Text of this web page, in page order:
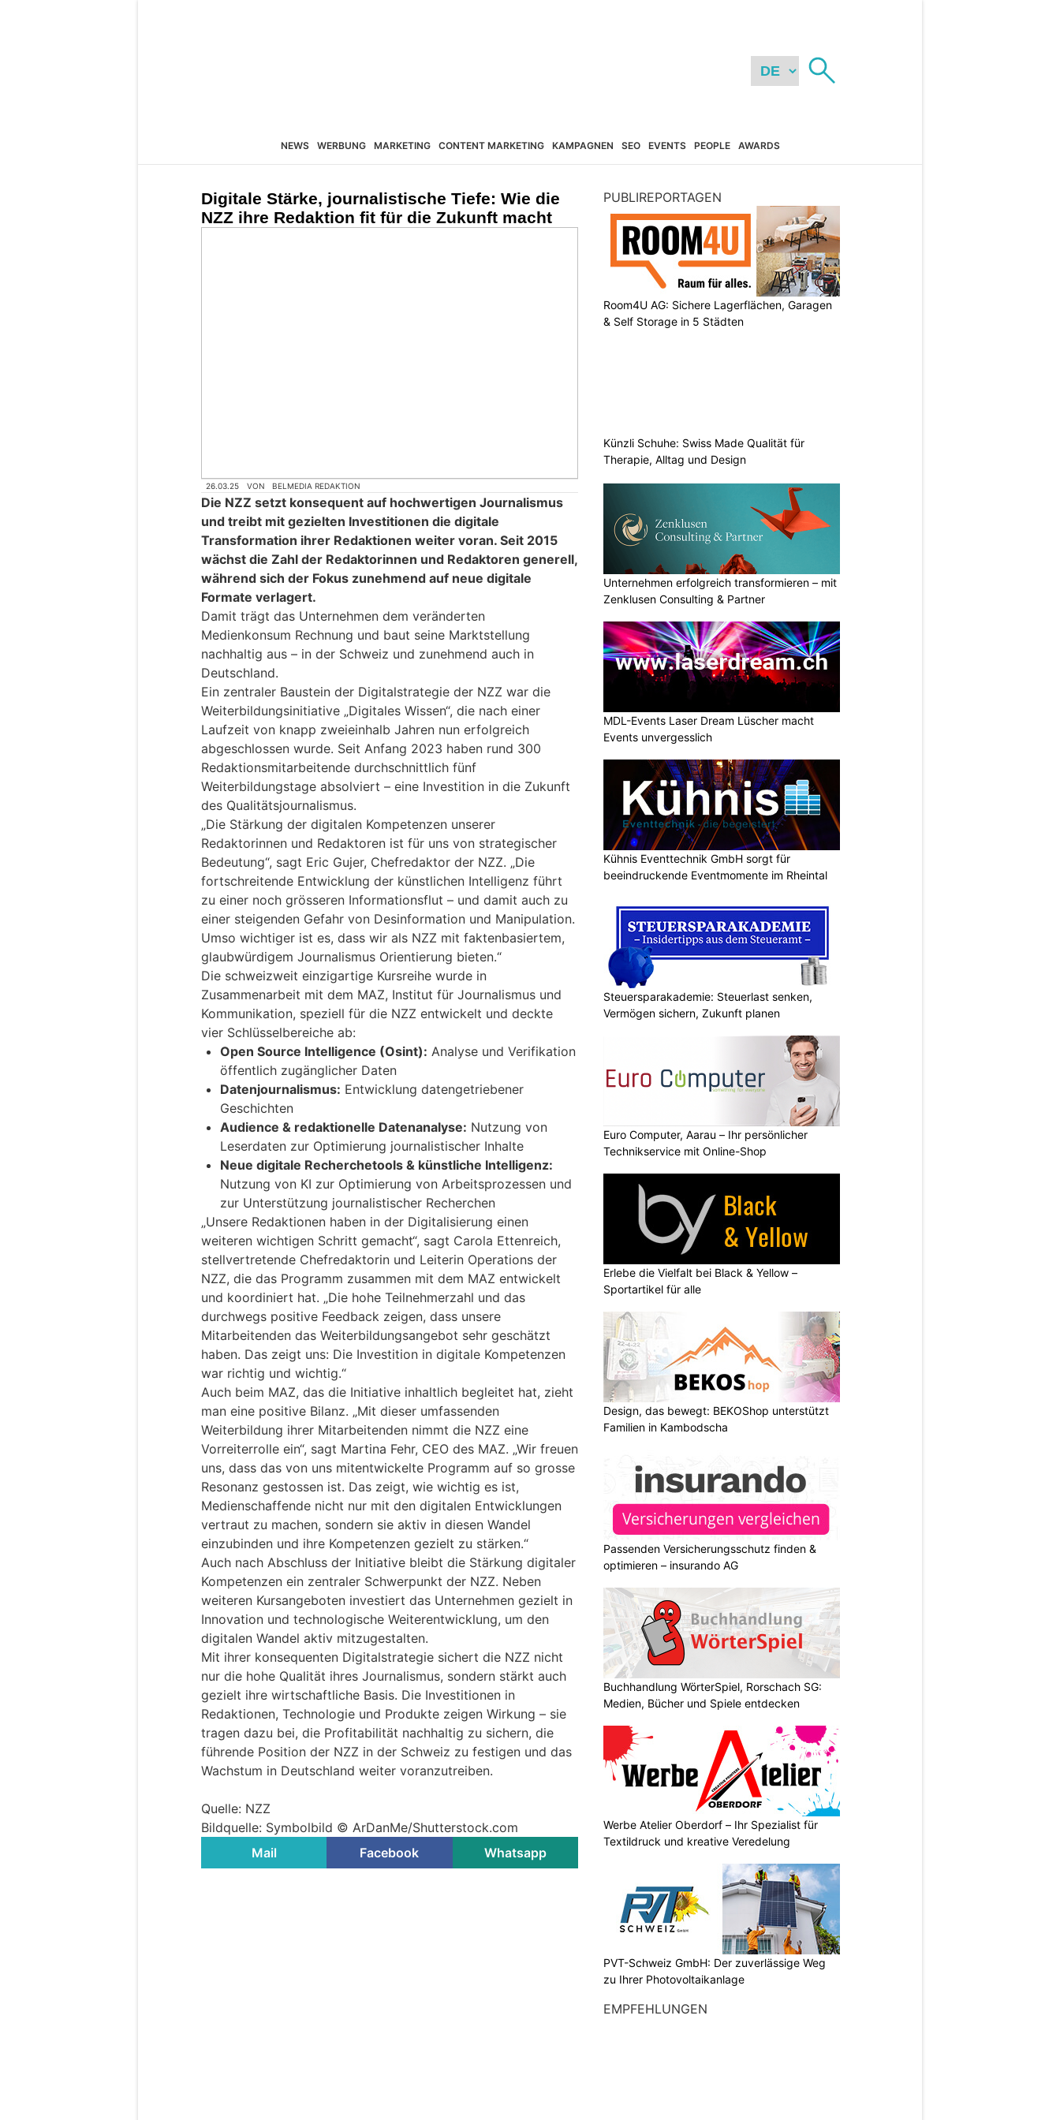
NEWS WERBUNG MARKETING CONTENT MARKETING KAMPAGNEN SEO EVENTS PEOPLE AWARDS
Digitale Stärke, journalistische Tiefe: Wie die
NZZ ihre Redaktion fit für die Zukunft macht
26.03.25 VON BELMEDIA REDAKTION
Die NZZ setzt konsequent auf hochwertigen Journalismus
und treibt mit gezielten Investitionen die digitale
Transformation ihrer Redaktionen weiter voran. Seit 2015
wächst die Zahl der Redaktorinnen und Redaktoren generell,
während sich der Fokus zunehmend auf neue digitale
Formate verlagert.
Damit trägt das Unternehmen dem veränderten
Medienkonsum Rechnung und baut seine Marktstellung
nachhaltig aus – in der Schweiz und zunehmend auch in
Deutschland.
Ein zentraler Baustein der Digitalstrategie der NZZ war die
Weiterbildungsinitiative „Digitales Wissen“, die nach einer
Laufzeit von knapp zweieinhalb Jahren nun erfolgreich
abgeschlossen wurde. Seit Anfang 2023 haben rund 300
Redaktionsmitarbeitende durchschnittlich fünf
Weiterbildungstage absolviert – eine Investition in die Zukunft
des Qualitätsjournalismus.
„Die Stärkung der digitalen Kompetenzen unserer
Redaktorinnen und Redaktoren ist für uns von strategischer
Bedeutung“, sagt Eric Gujer, Chefredaktor der NZZ. „Die
fortschreitende Entwicklung der künstlichen Intelligenz führt
zu einer noch grösseren Informationsflut – und damit auch zu
einer steigenden Gefahr von Desinformation und Manipulation.
Umso wichtiger ist es, dass wir als NZZ mit faktenbasiertem,
glaubwürdigem Journalismus Orientierung bieten.“
Die schweizweit einzigartige Kursreihe wurde in
Zusammenarbeit mit dem MAZ, Institut für Journalismus und
Kommunikation, speziell für die NZZ entwickelt und deckte
vier Schlüsselbereiche ab:
Open Source Intelligence (Osint): Analyse und Verifikation
öffentlich zugänglicher Daten
Datenjournalismus: Entwicklung datengetriebener
Geschichten
Audience & redaktionelle Datenanalyse: Nutzung von
Leserdaten zur Optimierung journalistischer Inhalte
Neue digitale Recherchetools & künstliche Intelligenz:
Nutzung von KI zur Optimierung von Arbeitsprozessen und
zur Unterstützung journalistischer Recherchen
„Unsere Redaktionen haben in der Digitalisierung einen
weiteren wichtigen Schritt gemacht“, sagt Carola Ettenreich,
stellvertretende Chefredaktorin und Leiterin Operations der
NZZ, die das Programm zusammen mit dem MAZ entwickelt
und koordiniert hat. „Die hohe Teilnehmerzahl und das
durchwegs positive Feedback zeigen, dass unsere
Mitarbeitenden das Weiterbildungsangebot sehr geschätzt
haben. Das zeigt uns: Die Investition in digitale Kompetenzen
war richtig und wichtig.“
Auch beim MAZ, das die Initiative inhaltlich begleitet hat, zieht
man eine positive Bilanz. „Mit dieser umfassenden
Weiterbildung ihrer Mitarbeitenden nimmt die NZZ eine
Vorreiterrolle ein“, sagt Martina Fehr, CEO des MAZ. „Wir freuen
uns, dass das von uns mitentwickelte Programm auf so grosse
Resonanz gestossen ist. Das zeigt, wie wichtig es ist,
Medienschaffende nicht nur mit den digitalen Entwicklungen
vertraut zu machen, sondern sie aktiv in diesen Wandel
einzubinden und ihre Kompetenzen gezielt zu stärken.“
Auch nach Abschluss der Initiative bleibt die Stärkung digitaler
Kompetenzen ein zentraler Schwerpunkt der NZZ. Neben
weiteren Kursangeboten investiert das Unternehmen gezielt in
Innovation und technologische Weiterentwicklung, um den
digitalen Wandel aktiv mitzugestalten.
Mit ihrer konsequenten Digitalstrategie sichert die NZZ nicht
nur die hohe Qualität ihres Journalismus, sondern stärkt auch
gezielt ihre wirtschaftliche Basis. Die Investitionen in
Redaktionen, Technologie und Produkte zeigen Wirkung – sie
tragen dazu bei, die Profitabilität nachhaltig zu sichern, die
führende Position der NZZ in der Schweiz zu festigen und das
Wachstum in Deutschland weiter voranzutreiben.
Quelle: NZZ
Bildquelle: Symbolbild © ArDanMe/Shutterstock.com
Mail
Facebook Whatsapp
PUBLIREPORTAGEN
Room4U AG: Sichere Lagerflächen, Garagen
& Self Storage in 5 Städten
Künzli Schuhe: Swiss Made Qualität für
Therapie, Alltag und Design
Unternehmen erfolgreich transformieren – mit
Zenklusen Consulting & Partner
MDL-Events Laser Dream Lüscher macht
Events unvergesslich
Kühnis Eventtechnik GmbH sorgt für
beeindruckende Eventmomente im Rheintal
Steuersparakademie: Steuerlast senken,
Vermögen sichern, Zukunft planen
Euro Computer, Aarau – Ihr persönlicher
Technikservice mit Online-Shop
Erlebe die Vielfalt bei Black & Yellow –
Sportartikel für alle
Design, das bewegt: BEKOShop unterstützt
Familien in Kambodscha
Passenden Versicherungsschutz finden &
optimieren – insurando AG
Buchhandlung WörterSpiel, Rorschach SG:
Medien, Bücher und Spiele entdecken
Werbe Atelier Oberdorf – Ihr Spezialist für
Textildruck und kreative Veredelung
PVT-Schweiz GmbH: Der zuverlässige Weg
zu Ihrer Photovoltaikanlage
EMPFEHLUNGEN